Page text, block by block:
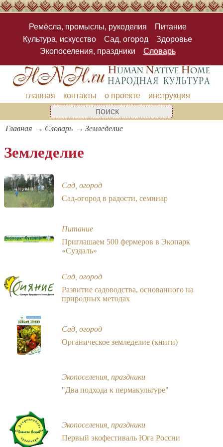
Ремёсла, промыслы, рукоделия
Питание
Культура, искусство
Сад, огород
Здоровье
Экопоселения, праздники
Словарь
главная контакты о проекте инструкция
Главная Словарь Земледелие
Земледелие
Сад, огород
Сад-огород в радости, семинар
Питание
Приглашаем 500 фермеров в Экопарк
«Суздаль»
Сад, огород
Развитие садоводства, основанного на
природных методах
Сад, огород
Органическое земледелие (книги)
Экопоселения, праздники
"Два подхода к пермакультуре"
Экопоселения, праздники
Первый экофестиваль Юга России